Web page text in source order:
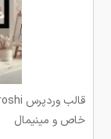
خاص و مینیمال